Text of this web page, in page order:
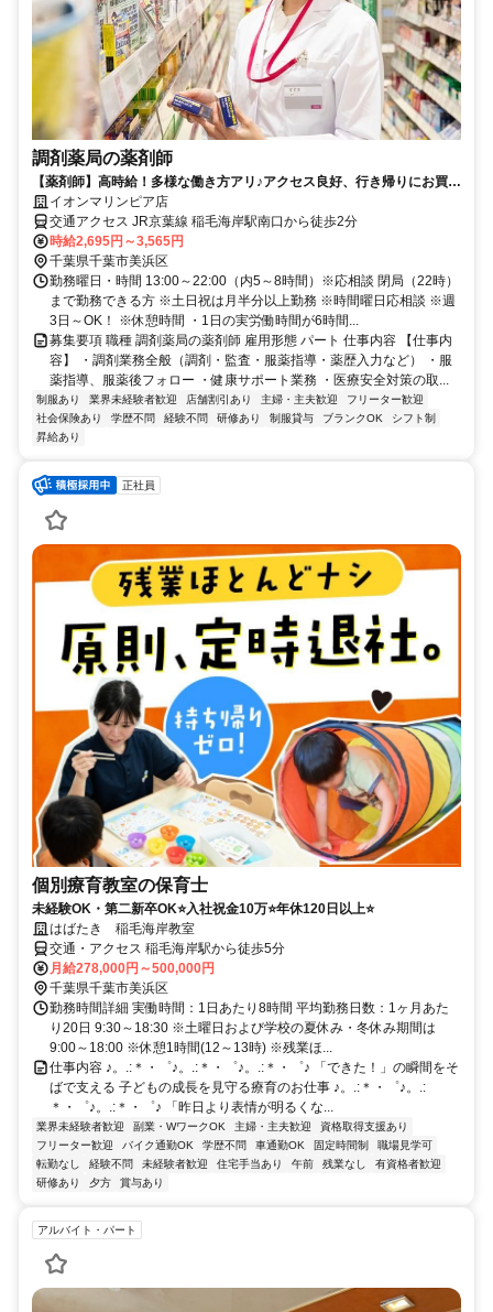
調剤薬局の薬剤師
【薬剤師】高時給！多様な働き方アリ♪アクセス良好、行き帰りにお買い
物OK！イオン薬局で働きませんか？
イオンマリンピア店
交通アクセス JR京葉線 稲毛海岸駅南口から徒歩2分
時給2,695円～3,565円
千葉県千葉市美浜区
勤務曜日・時間 13:00～22:00（内5～8時間）※応相談 閉局（22時）
まで勤務できる方 ※土日祝は月半分以上勤務 ※時間曜日応相談 ※週
3日～OK！ ※休憩時間 ・1日の実労働時間が6時間...
募集要項 職種 調剤薬局の薬剤師 雇用形態 パート 仕事内容 【仕事内
容】 ・調剤業務全般（調剤・監査・服薬指導・薬歴入力など） ・服
薬指導、服薬後フォロー ・健康サポート業務 ・医療安全対策の取...
制服あり 業界未経験者歓迎 店舗割引あり 主婦・主夫歓迎
フリーター歓迎
社会保険あり
学歴不問 経験不問 研修あり 制服貸与 ブランクOK
シフト制
昇給あり
正社員
個別療育教室の保育士
未経験OK・第二新卒OK⭐入社祝金10万⭐年休120日以上⭐
はばたき 稲毛海岸教室
交通・アクセス 稲毛海岸駅から徒歩5分
月給278,000円～500,000円
千葉県千葉市美浜区
勤務時間詳細 実働時間：1日あたり8時間 平均勤務日数：1ヶ月あた
り20日 9:30～18:30 ※土曜日および学校の夏休み・冬休み期間は
9:00～18:00 ※休憩1時間(12～13時) ※残業ほ...
仕事内容 ♪。.:＊・゜♪。.:＊・゜♪。.:＊・゜♪ 「できた！」の瞬間をそ
ばで支える 子どもの成長を見守る療育のお仕事 ♪。.:＊・゜♪。.:
＊・゜♪。.:＊・゜♪ 「昨日より表情が明るくな...
業界未経験者歓迎 副業・WワークOK 主婦・主夫歓迎
資格取得支援あり
フリーター歓迎
バイク通勤OK 学歴不問 車通勤OK 固定時間制
職場見学可
転勤なし
経験不問 未経験者歓迎 住宅手当あり 午前 残業なし
有資格者歓迎
研修あり
夕方 賞与あり
アルバイト・パート